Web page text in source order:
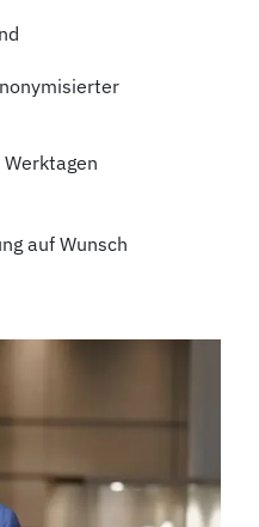
auf Wunsch